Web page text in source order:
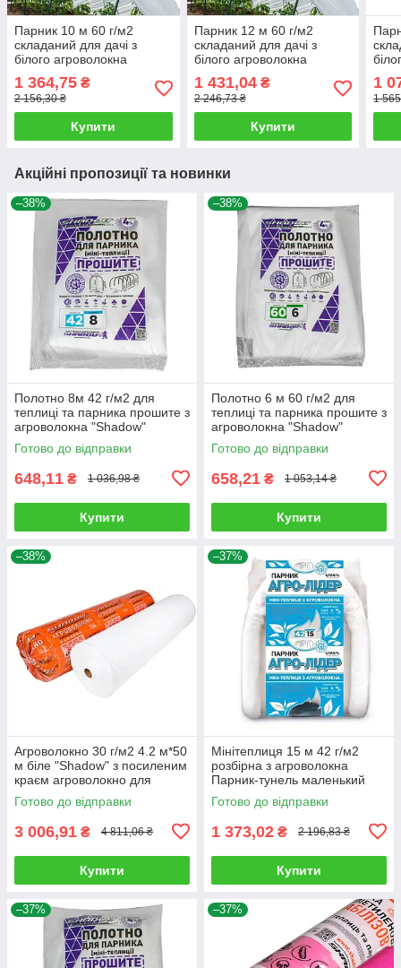
Парник 10 м 60 г/м2
складаний для дачі з
білого агроволокна
Shadow Парник-тунель
маленький
1 364,75 ₴
2 156,30 ₴
Купити
Парник 12 м 60 г/м2
складаний для дачі з
білого агроволокна
Shadow Парник-тунель
маленький
1 431,04₴
2 246,73 ₴
Купити
1
1
Акційні пропозиції та новинки
–38%
Полотно 8м 42 г/м2 для
теплиці та парника прошите з
агроволокна "Shadow"
Готово до відправки
648,11 ₴ 1 036,98 ₴
Купити
–38%
Полотно 6 м 60 г/м2 для
теплиці та парника прошите з
агроволокна "Shadow"
Готово до відправки
658,21 ₴ 1 053,14 ₴
Купити
–38%
Агроволокно 30 г/м2 4.2 м*50
м біле "Shadow" з посиленим
краєм агроволокно для
парників
Готово до відправки
3 006,91 ₴ 4 811,06 ₴
Купити
–37%
Мінітеплиця 15 м 42 г/м2
розбірна з агроволокна
Парник-тунель маленький
Агро-Лідер Мініпарник
арковий
Готово до відправки
1 373,02 ₴ 2 196,83 ₴
Купити
–37% –37%